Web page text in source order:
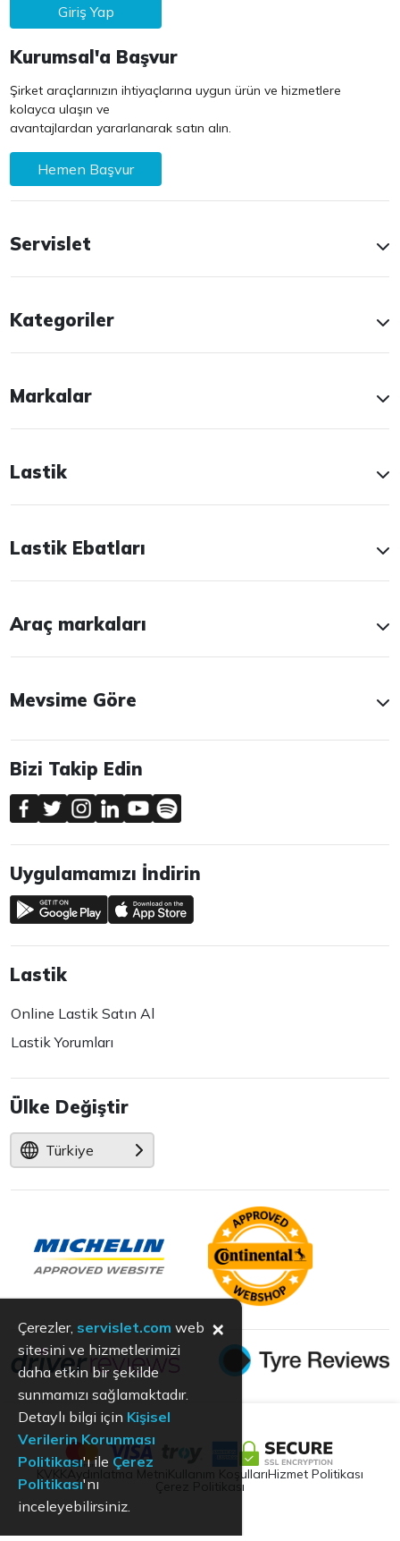
Giriş Yap
Kurumsal'a Başvur
Şirket araçlarınızın ihtiyaçlarına uygun ürün ve hizmetlere
kolayca ulaşın ve
avantajlardan yararlanarak satın alın.
Hemen Başvur
Servislet
Kategoriler
Markalar
Lastik
Lastik Ebatları
Araç markaları
Mevsime Göre
Bizi Takip Edin
Uygulamamızı İndirin
Lastik
Online Lastik Satın Al
Lastik Yorumları
Ülke Değiştir
Türkiye
Aydınlatma Metni Kullanım KoşullarıHizmet Politikası
Çerez Politikası
Çerezler, servislet.com web
sitesini ve hizmetlerimizi
daha etkin bir şekilde
sunmamızı sağlamaktadır.
Detaylı bilgi için Kişisel
Verilerin Korunması
Politikası'ı ile Çerez
Politikası'nı
inceleyebilirsiniz.
×